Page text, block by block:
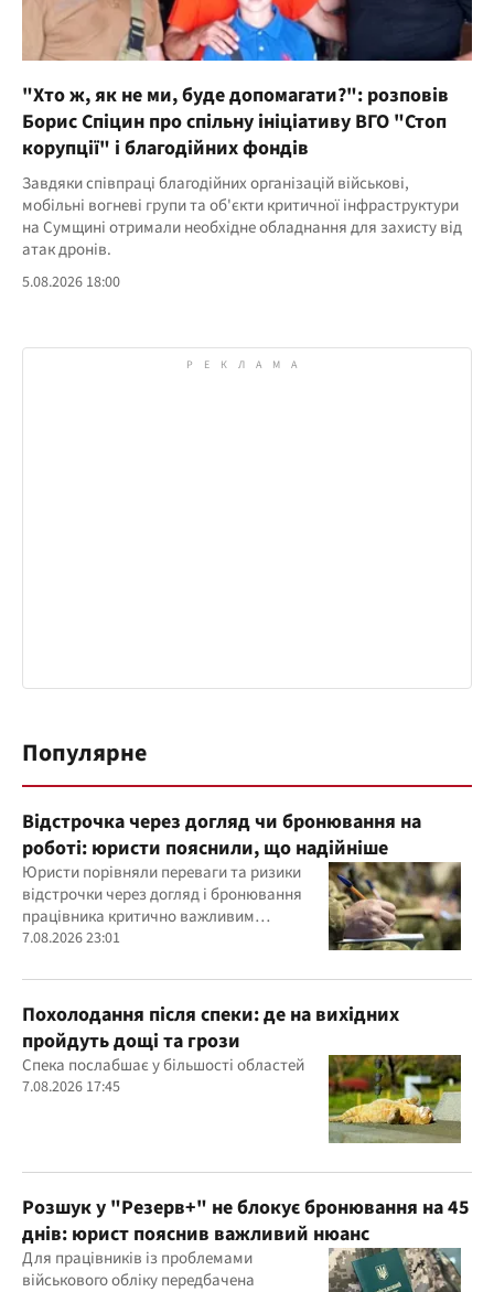
"Хто ж, як не ми, буде допомагати?": розповів
Борис Спіцин про спільну ініціативу ВГО "Стоп
корупції" і благодійних фондів
Завдяки співпраці благодійних організацій військові,
мобільні вогневі групи та об'єкти критичної інфраструктури
на Сумщині отримали необхідне обладнання для захисту від
атак дронів.
5.08.2026 18:00
Популярне
Відстрочка через догляд чи бронювання на
роботі: юристи пояснили, що надійніше
Юристи порівняли переваги та ризики
відстрочки через догляд і бронювання
працівника критично важливим
підприємством
7.08.2026 23:01
Похолодання після спеки: де на вихідних
пройдуть дощі та грози
Спека послабшає у більшості областей
7.08.2026 17:45
Розшук у "Резерв+" не блокує бронювання на 45
днів: юрист пояснив важливий нюанс
Для працівників із проблемами
військового обліку передбачена